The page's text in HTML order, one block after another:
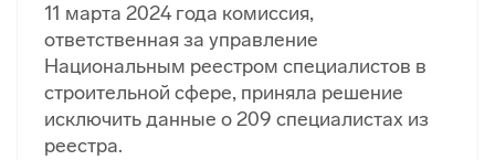
11 марта 2024 года комиссия,
ответственная за управление
Национальным реестром специалистов в
строительной сфере, приняла решение
исключить данные о 209 специалистах из
реестра.